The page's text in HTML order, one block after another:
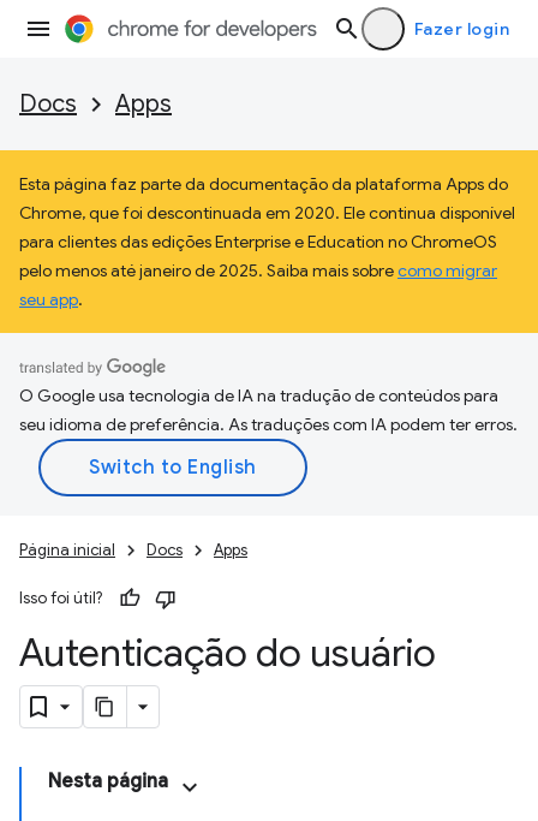
Fazer login
Docs Apps
Esta página faz parte da documentação da plataforma Apps do
Chrome, que foi descontinuada em 2020. Ele continua disponível
para clientes das edições Enterprise e Education no ChromeOS
pelo menos até janeiro de 2025. Saiba mais sobrecomo migrar
seu app.
O Google usa tecnologia de IA na tradução de conteúdos para
seu idioma de preferência. As traduções com IA podem ter erros.
Página inicial Docs Apps
Isso foi útil?
Autenticação do usuário
Nesta página